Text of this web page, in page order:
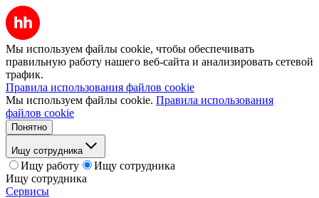
Мы используем файлы cookie, чтобы обеспечивать
правильную работу нашего веб-сайта и анализировать сетевой
трафик.
Правила использования файлов cookie
Мы используем файлы cookie. Правила использования
файлов cookie
Понятно
Ищу сотрудника
Ищу работу
Ищу сотрудника
Ищу сотрудника
Сервисы